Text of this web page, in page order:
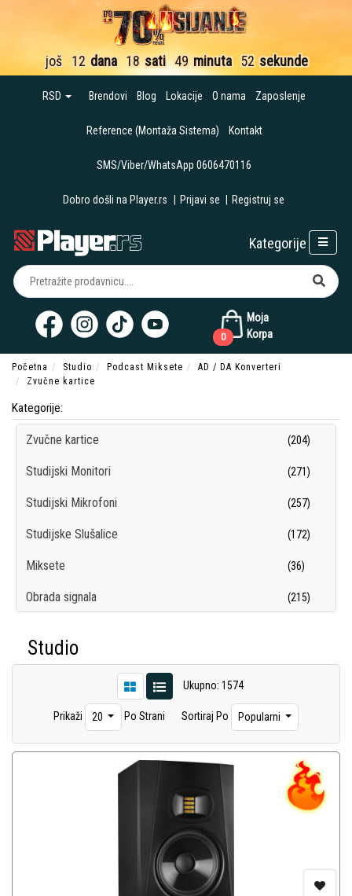
još 12 dana 18 sati 49 minuta 50 sekundi
RSD Brendovi Blog Lokacije O nama Zaposlenje
Reference (Montaža Sistema) Kontakt
SMS/Viber/WhatsApp 0606470116
Dobro došli na Player.rs Prijavi se Registruj se
Moja
Korpa
0
Kategorije
Početna Studio Podcast Miksete
AD / DA Konverteri
Zvučne kartice
Kategorije:
Zvučne kartice (204)
Studijski Monitori (271)
Studijski Mikrofoni (257)
Studijske Slušalice (172)
Miksete (36)
Obrada signala (215)
Kontroleri
Studio Paketi
Software (16)
(27)
Studio
Ukupno: 1574
Prikaži 20 Po Strani Sortiraj Po Popularni